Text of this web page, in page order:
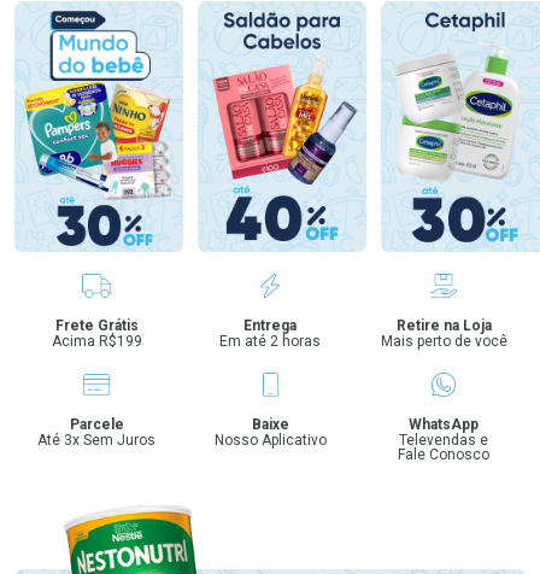
Benefícios
Frete Grátis
Acima R$199
Entrega
Em até 2 horas
Retire na Loja
Mais perto de você
Parcele
Até 3x Sem Juros
Baixe
Nosso Aplicativo
WhatsApp
Televendas e
Fale Conosco